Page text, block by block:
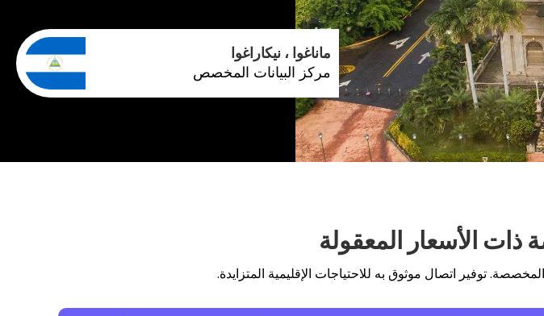
ماناغوا ، نيكاراغوا
مركز البيانات المخصص
الأسعار المعقولة
توفير اتصال موثوق به للاحتياجات الإقليمية المتزايدة.